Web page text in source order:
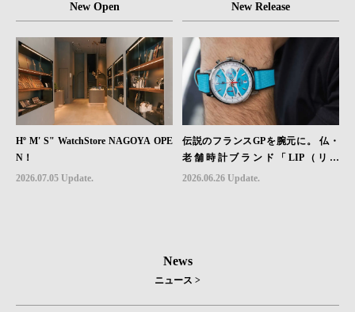
New Open
Hº M' S" WatchStore NAGOYA OPE
N！
2026.07.05 Update.
New Release
伝説のフランスGPを腕元に。 仏・
老舗時計ブランド「LIP（リッ
プ）」、世界限定1,906本のクロノグ
2026.06.26 Update.
News
ニュース >